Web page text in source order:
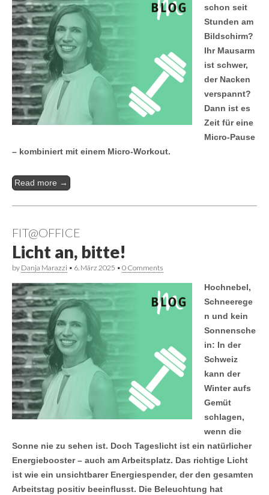
schon seit
Stunden am
Bildschirm?
Ihr Mausarm
ist schwer,
der Nacken
verspannt?
Dann ist es
Zeit für eine
Micro-Pause
– kombiniert mit einem Micro-Workout.
Read more →
FIT@OFFICE
Licht an, bitte!
by Danja Marazzi • 6. März 2025 • 0 Comments
Hochnebel,
Schneerege
n und kein
Sonnensche
in: In der
Schweiz
kann der
Winter aufs
Gemüt
schlagen,
wenn die
Sonne nie zu sehen ist. Doch Tageslicht ist ein natürlicher
Energiebooster – auch am Arbeitsplatz. Das richtige Licht
ist wie ein unsichtbarer Energiespender, der den gesamten
Arbeitstag positiv beeinflusst. Die Beleuchtung hat